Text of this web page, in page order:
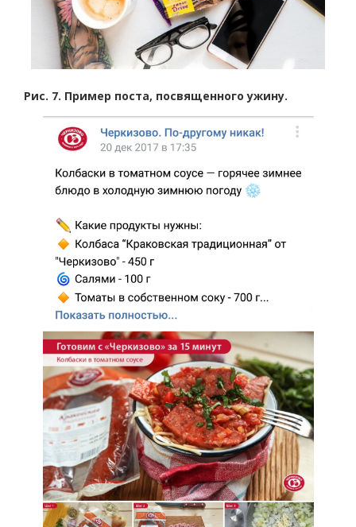
Рис. 7. Пример поста, посвященного ужину.